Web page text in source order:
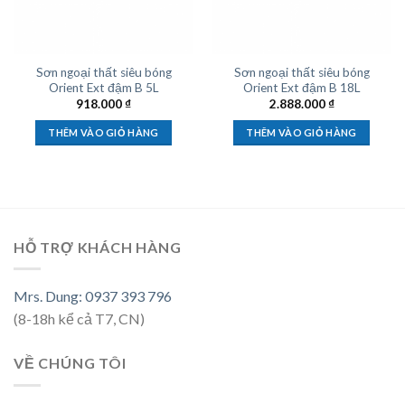
Sơn ngoại thất siêu bóng
Orient Ext đậm B 5L
918.000₫
THÊM VÀO GIỎ HÀNG
Sơn ngoại thất siêu bóng
Orient Ext đậm B 18L
2.888.000₫
THÊM VÀO GIỎ HÀNG
HỖ TRỢ KHÁCH HÀNG
Mrs. Dung: 0937 393 796
(8-18h kể cả T7, CN)
VỀ CHÚNG TÔI